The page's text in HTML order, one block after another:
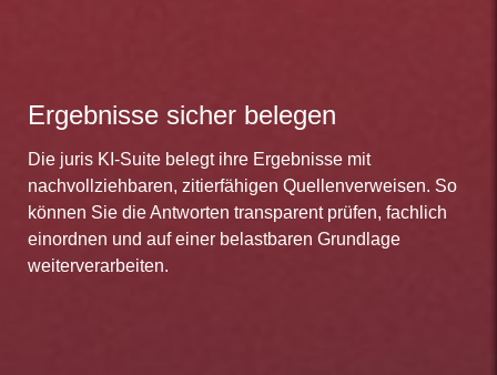
Ergebnisse sicher belegen
Die juris KI-Suite belegt ihre Ergebnisse mit
nachvollziehbaren, zitierfähigen Quellenverweisen. So
können Sie die Antworten transparent prüfen, fachlich
einordnen und auf einer belastbaren Grundlage
weiterverarbeiten.